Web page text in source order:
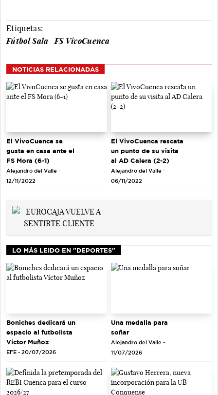
Etiquetas:
Fútbol Sala
FS VivoCuenca
NOTICIAS RELACIONADAS
El VivoCuenca se
gusta en casa ante el
FS Mora (6-1)
Alejandro del Valle -
12/11/2022
El VivoCuenca rescata
un punto de su visita
al AD Calera (2-2)
Alejandro del Valle -
06/11/2022
LO MÁS LEIDO EN "DEPORTES"
Boniches dedicará un
espacio al futbolista
Víctor Muñoz
EFE - 20/07/2026
Una medalla para
soñar
Alejandro del Valle -
11/07/2026